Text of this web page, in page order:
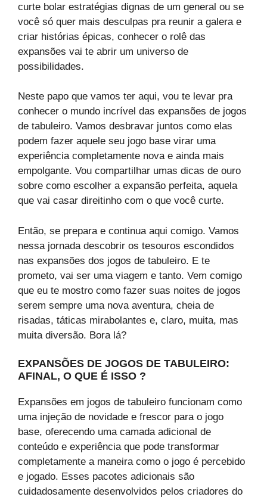
curte bolar estratégias dignas de um general ou se
você só quer mais desculpas pra reunir a galera e
criar histórias épicas, conhecer o rolê das
expansões vai te abrir um universo de
possibilidades.
Neste papo que vamos ter aqui, vou te levar pra
conhecer o mundo incrível das expansões de jogos
de tabuleiro. Vamos desbravar juntos como elas
podem fazer aquele seu jogo base virar uma
experiência completamente nova e ainda mais
empolgante. Vou compartilhar umas dicas de ouro
sobre como escolher a expansão perfeita, aquela
que vai casar direitinho com o que você curte.
Então, se prepara e continua aqui comigo. Vamos
nessa jornada descobrir os tesouros escondidos
nas expansões dos jogos de tabuleiro. E te
prometo, vai ser uma viagem e tanto. Vem comigo
que eu te mostro como fazer suas noites de jogos
serem sempre uma nova aventura, cheia de
risadas, táticas mirabolantes e, claro, muita, mas
muita diversão. Bora lá?
EXPANSÕES DE JOGOS DE TABULEIRO:
AFINAL, O QUE É ISSO ?
Expansões em jogos de tabuleiro funcionam como
uma injeção de novidade e frescor para o jogo
base, oferecendo uma camada adicional de
conteúdo e experiência que pode transformar
completamente a maneira como o jogo é percebido
e jogado. Esses pacotes adicionais são
cuidadosamente desenvolvidos pelos criadores do